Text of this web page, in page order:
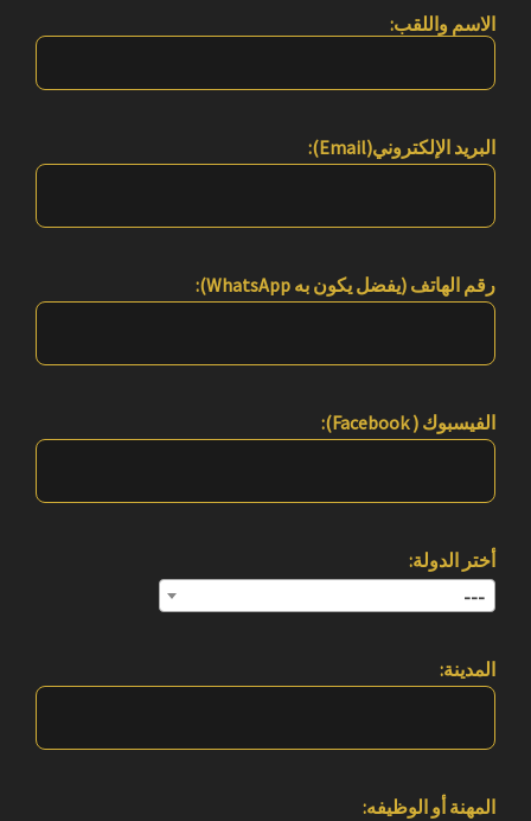
الاسم واللقب:
البريد الإلكتروني(Email):
رقم الهاتف (يفضل يكون به WhatsApp):
الفيسبوك ( Facebook):
أختر الدولة:
---
المدينة:
المهنة أو الوظيفه: